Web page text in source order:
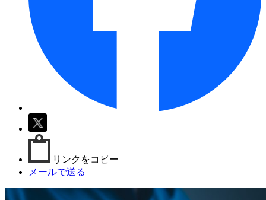
リンクをコピー
メールで送る